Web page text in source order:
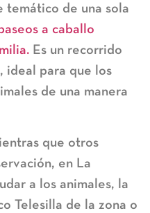
temático de una sola
a caballo
Es un recorrido
ideal para que los
de una manera
que otros
en La
a los animales, la
Telesilla de la zona o